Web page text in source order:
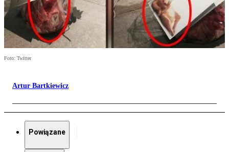
Foto: Twitter
Artur Bartkiewicz
Powiązane